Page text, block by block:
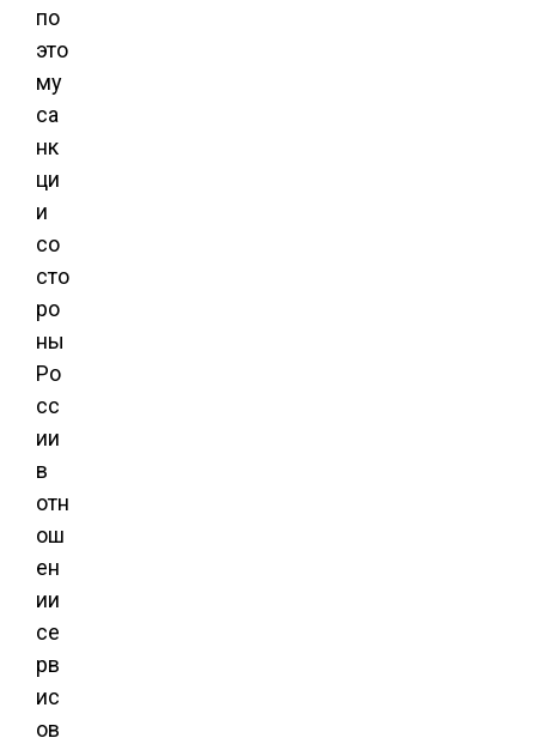
по
это
му
са
нк
ци
и
со
сто
ро
ны
Ро
сс
ии
в
отн
ош
ен
ии
се
рв
ис
ов